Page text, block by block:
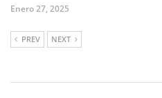
Enero 27, 2025
PREV NEXT